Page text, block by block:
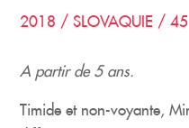
2018 / SLOVAQUIE /
A partir de 5 ans.
Timide et non-voyante,